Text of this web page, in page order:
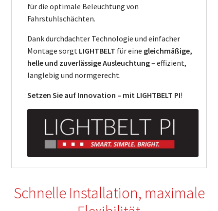
für die optimale Beleuchtung von
Fahrstuhlschächten.
Dank durchdachter Technologie und einfacher
Montage sorgt LIGHTBELT für eine gleichmäßige,
helle und zuverlässige Ausleuchtung– effizient,
langlebig und normgerecht.
Setzen Sie auf Innovation – mit LIGHTBELT PI!
Schnelle Installation, maximale